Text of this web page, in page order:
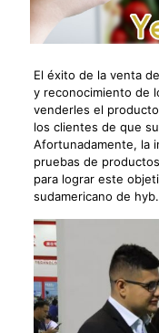
El éxito de la venta
y reconocimiento de
venderles el
los clientes de que
Afortunadamente, la
pruebas de
para lograr este
sudamericano de hyb.